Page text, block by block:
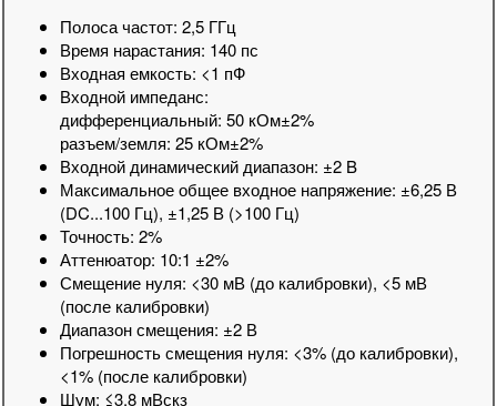
Полоса частот: 2,5 ГГц
Время нарастания: 140 пс
Входная емкость: <1 пФ
Входной импеданс:
дифференциальный: 50 кОм±2%
разъем/земля: 25 кОм±2%
Входной динамический диапазон: ±2 B
Максимальное общее входное напряжение: ±6,25 В
(DC...100 Гц), ±1,25 В (>100 Гц)
Точность: 2%
Аттенюатор: 10:1 ±2%
Смещение нуля: <30 мВ (до калибровки), <5 мВ
(после калибровки)
Диапазон смещения: ±2 В
Погрешность смещения нуля: <3% (до калибровки),
<1% (после калибровки)
Шум: ≤3,8 мВскз